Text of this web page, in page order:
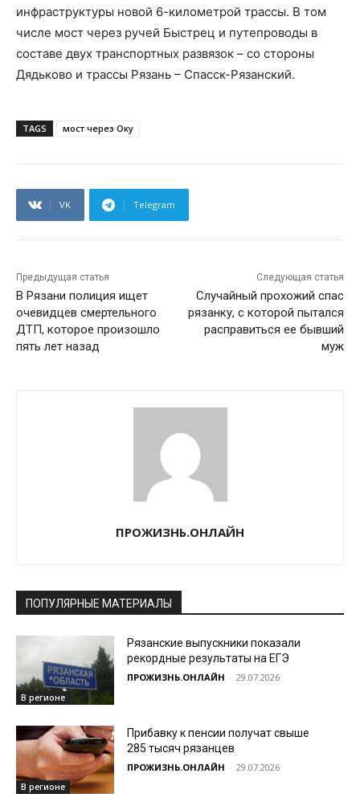
инфраструктуры новой 6-километрой трассы. В том
числе мост через ручей Быстрец и путепроводы в
составе двух транспортных развязок – со стороны
Дядьково и трассы Рязань – Спасск-Рязанский.
TAGS мост через Оку
VK Telegram
Предыдущая статья
В Рязани полиция ищет
очевидцев смертельного
ДТП, которое произошло
пять лет назад
Следующая статья
Случайный прохожий спас
рязанку, с которой пытался
расправиться ее бывший
муж
ПРОЖИЗНЬ.ОНЛАЙН
ПОПУЛЯРНЫЕ МАТЕРИАЛЫ
В регионе
Рязанские выпускники показали
рекордные результаты на ЕГЭ
ПРОЖИЗНЬ.ОНЛАЙН - 29.07.2026
В регионе
Прибавку к пенсии получат свыше
285 тысяч рязанцев
ПРОЖИЗНЬ.ОНЛАЙН - 29.07.2026